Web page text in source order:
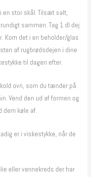
en stor skål. Tilsæt salt,
sammen. Tag 1 dl dej
Kom det i en beholder/glas
af rugbrødsdejen i dine
til dagen efter.
ovn, som du tænder på
Vend den ud af formen og
dem køle af.
er i viskestykke, når de
eller vennekreds der har